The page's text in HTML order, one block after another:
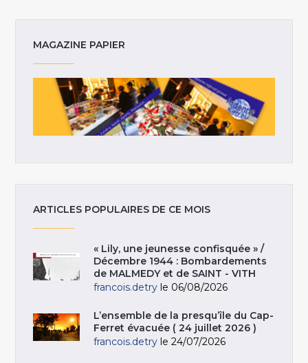
MAGAZINE PAPIER
ARTICLES POPULAIRES DE CE MOIS
« Lily, une jeunesse confisquée » /
Décembre 1944 : Bombardements
de MALMEDY et de SAINT - VITH
francois.detry le 06/08/2026
L’ensemble de la presqu’île du Cap-
Ferret évacuée ( 24 juillet 2026 )
francois.detry le 24/07/2026